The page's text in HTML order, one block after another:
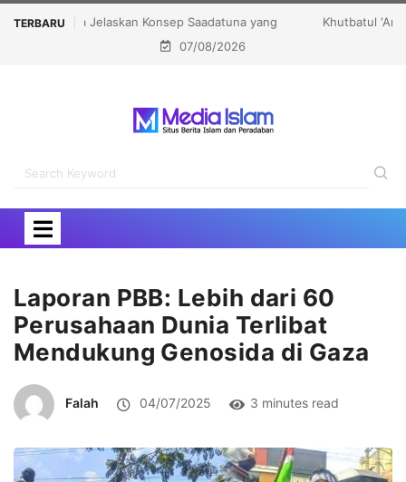
TERBARU
Khutbatul ‘Arsy Darunnajah, Meneguhkan Tradisi
Pesantren untuk Pencetakan Karakter Bangsa
07/08/2026
Laporan PBB: Lebih dari 60
Perusahaan Dunia Terlibat
Mendukung Genosida di Gaza
Falah 04/07/2025 3 minutes read